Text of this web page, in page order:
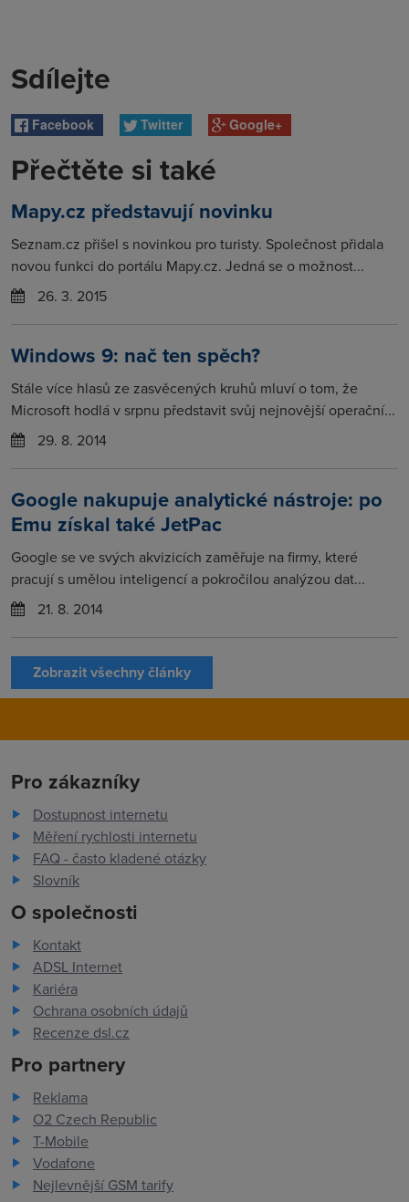
Sdílejte
Facebook Twitter Google+
Přečtěte si také
Mapy.cz představují novinku
Seznam.cz přišel s novinkou pro turisty. Společnost přidala
novou funkci do portálu Mapy.cz. Jedná se o možnost...
26. 3. 2015
Windows 9: nač ten spěch?
Stále více hlasů ze zasvěcených kruhů mluví o tom, že
Microsoft hodlá v srpnu představit svůj nejnovější operační...
29. 8. 2014
Google nakupuje analytické nástroje: po
Emu získal také JetPac
Google se ve svých akvizicích zaměřuje na firmy, které
pracují s umělou inteligencí a pokročilou analýzou dat...
21. 8. 2014
Zobrazit všechny články
Pro zákazníky
Dostupnost internetu
Měření rychlosti internetu
FAQ - často kladené otázky
Slovník
O společnosti
Kontakt
ADSL Internet
Kariéra
Ochrana osobních údajů
Recenze dsl.cz
Pro partnery
Reklama
O2 Czech Republic
T-Mobile
Vodafone
Nejlevnější GSM tarify